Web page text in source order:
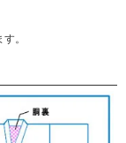
。